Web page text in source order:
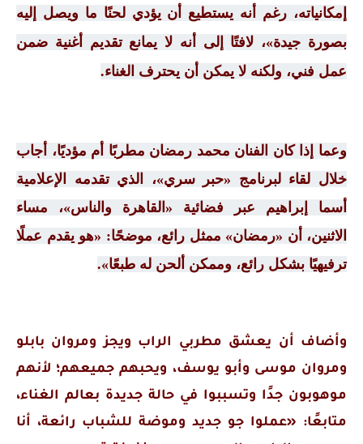
إمكانياته، رغم أنه يستطيع أن يؤدي لحنًا ما ويصل إليه
بصورة جيدة»، لافتًا إلى أنه لا يمانع تقديم أغنية ضمن
عمل فني، ولكنه لا يمكن أن يحترف الغناء.
وعما إذا كان الفنان محمد رمضان مطربًا أم مؤديًا، أجاب
خلال لقاء لبرنامج «حبر سري»، الذي تقدمه الإعلامية
أسما إبراهيم عبر فضائية «القاهرة والناس»، مساء
الاثنين، أن «رمضان» ممثل رائع، موضحًا: «هو يقدم عملًا
ترفيهيًا بشكل رائع، وممكن ألحن له طبعًا».
وأضاف أن يعشق مطربي الراب ويجز ومروان بابلو
ومروان موسى وأبو يوسف، ويحبهم جميعهم؛ لأنهم
موهوبون جدًا وتسببوا في حالة جديدة بعالم الغناء،
متابعًا: «عملوا جو جديد وموضة للشباب رائعة، أنا